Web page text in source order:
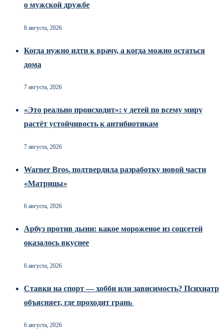
о мужской дружбе
8 августа, 2026
Когда нужно идти к врачу, а когда можно остаться
дома
7 августа, 2026
«Это реально происходит»: у детей по всему миру
растёт устойчивость к антибиотикам
7 августа, 2026
Warner Bros. подтвердила разработку новой части
«Матрицы»
6 августа, 2026
Арбуз против дыни: какое мороженое из соцсетей
оказалось вкуснее
6 августа, 2026
Ставки на спорт — хобби или зависимость? Психиатр
объясняет, где проходит грань
6 августа, 2026